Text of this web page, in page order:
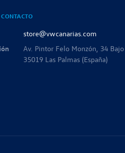
store@vwcanarias.com
Av. Pintor Felo Monzón, 34 Bajo
35019 Las Palmas (España)